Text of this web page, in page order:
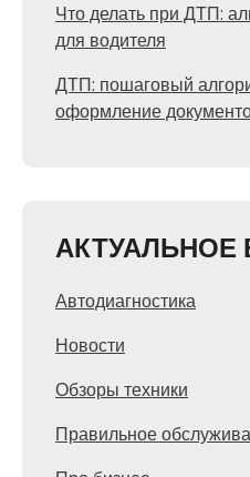
Что делать при ДТП:
для водителя
ДТП: пошаговый
оформление
АКТУАЛЬНОЕ
Автодиагностика
Новости
Обзоры техники
Правильное